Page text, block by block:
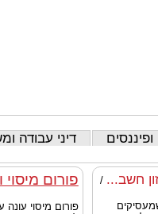
דיני עבודה
חשב... /
פורום
פורום מיסוי